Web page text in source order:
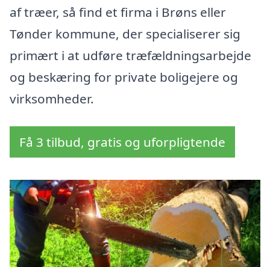
af træer, så find et firma i Brøns eller
Tønder kommune, der specialiserer sig
primært i at udføre træfældningsarbejde
og beskæring for private boligejere og
virksomheder.
Få 3 tilbud, gratis og uforpligtende